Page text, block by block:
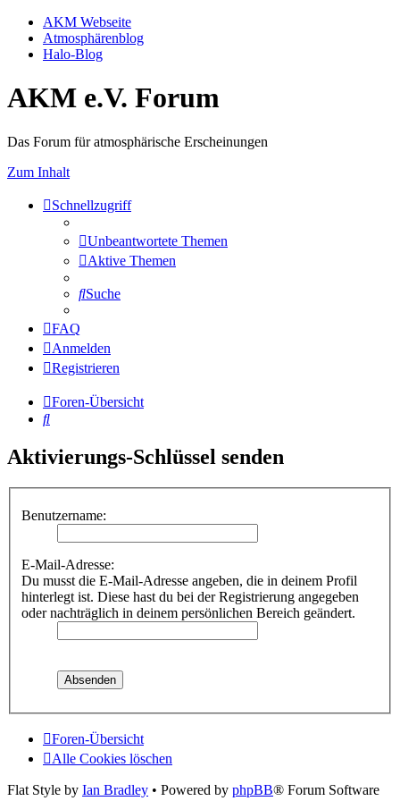
AKM Webseite
Atmosphärenblog
Halo-Blog
AKM e.V. Forum
Das Forum für atmosphärische Erscheinungen
Zum Inhalt
Schnellzugriff
Unbeantwortete Themen
Aktive Themen
Suche
FAQ
Anmelden
Registrieren
Foren-Übersicht
Suche
Aktivierungs-Schlüssel senden
Benutzername:
E-Mail-Adresse:
Du musst die E-Mail-Adresse angeben, die in deinem Profil
hinterlegt ist. Diese hast du bei der Registrierung angegeben
oder nachträglich in deinem persönlichen Bereich geändert.
Foren-Übersicht
Alle Cookies löschen
Flat Style by Ian Bradley • Powered by phpBB® Forum Software